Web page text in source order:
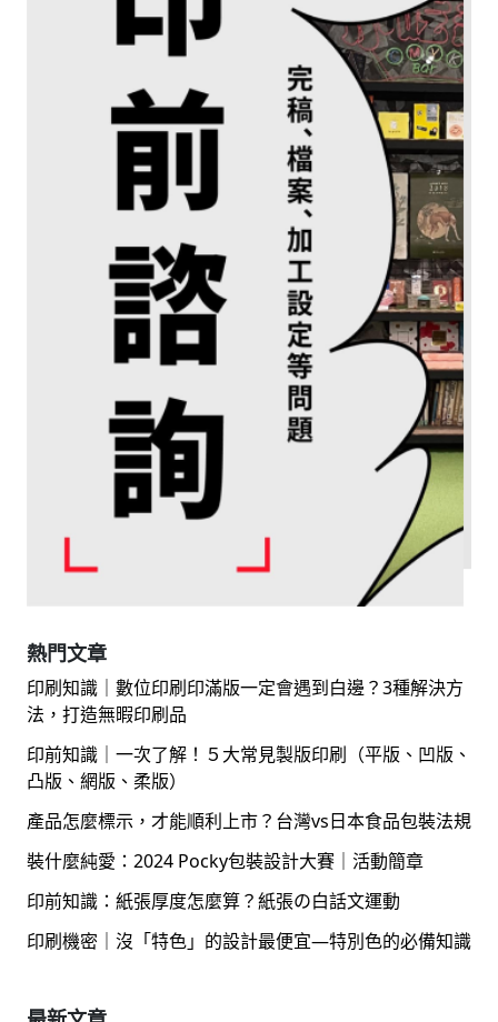
熱門文章
印刷知識｜數位印刷印滿版一定會遇到白邊？3種解決方
法，打造無暇印刷品
印前知識｜一次了解！５大常見製版印刷（平版、凹版、
凸版、網版、柔版）
產品怎麼標示，才能順利上市？台灣vs日本食品包裝法規
裝什麼純愛：2024 Pocky包裝設計大賽｜活動簡章
印前知識：紙張厚度怎麼算？紙張の白話文運動
印刷機密｜沒「特色」的設計最便宜—特別色的必備知識